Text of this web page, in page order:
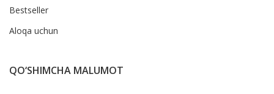
Bestseller
Aloqa uchun
QO‘SHIMCHA MALUMOT